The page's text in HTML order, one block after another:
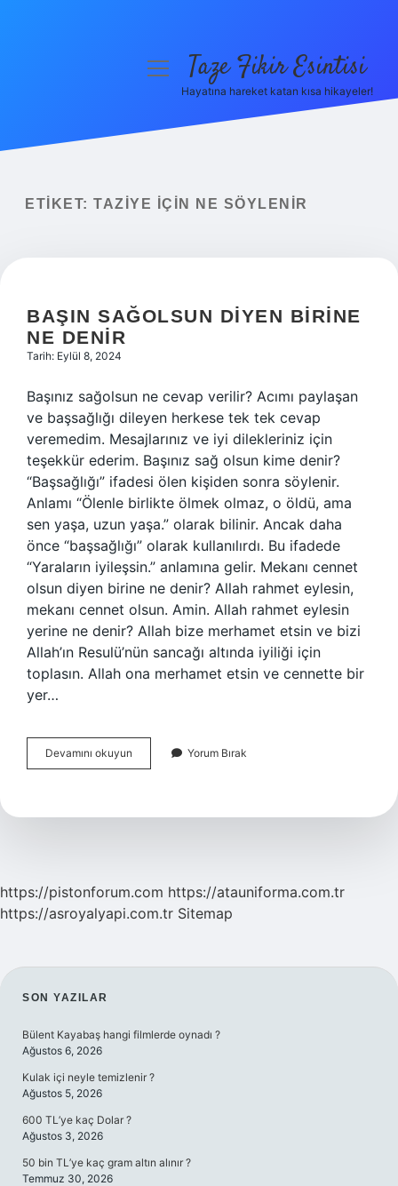
Yasal Uyarı
menüyüTaze Fikir Esintisi
Hayatına hareket katan kısa hikayeler!
ETIKET: TAZIYE IÇIN NE SÖYLENIR
BAŞIN SAĞOLSUN DIYEN BIRINE
NE DENIR
Tarih: Eylül 8, 2024
Başınız sağolsun ne cevap verilir? Acımı paylaşan
ve başsağlığı dileyen herkese tek tek cevap
veremedim. Mesajlarınız ve iyi dilekleriniz için
teşekkür ederim. Başınız sağ olsun kime denir?
“Başsağlığı” ifadesi ölen kişiden sonra söylenir.
Anlamı “Ölenle birlikte ölmek olmaz, o öldü, ama
sen yaşa, uzun yaşa.” olarak bilinir. Ancak daha
önce “başsağlığı” olarak kullanılırdı. Bu ifadede
“Yaraların iyileşsin.” anlamına gelir. Mekanı cennet
olsun diyen birine ne denir? Allah rahmet eylesin,
mekanı cennet olsun. Amin. Allah rahmet eylesin
yerine ne denir? Allah bize merhamet etsin ve bizi
Allah’ın Resulü’nün sancağı altında iyiliği için
toplasın. Allah ona merhamet etsin ve cennette bir
yer…
Devamını okuyun
Sağolsun
Ne
Yorum Bırak
https://pistonforum.com https://atauniforma.com.tr
https://asroyalyapi.com.tr Sitemap
SIDEBAR
SON YAZILAR
Bülent Kayabaş hangi filmlerde oynadı ?
Ağustos 6, 2026
Kulak içi neyle temizlenir ?
Ağustos 5, 2026
600 TL’ye kaç Dolar ?
Ağustos 3, 2026
50 bin TL’ye kaç gram altın alınır ?
Temmuz 30, 2026